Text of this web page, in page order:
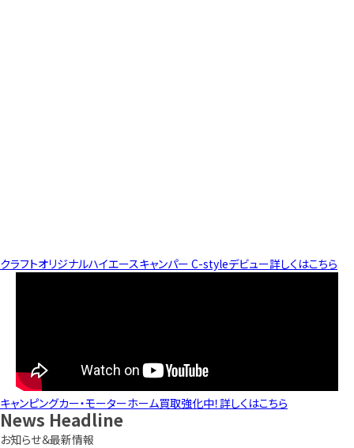
クラフトオリジナルハイエースキャンパー C-styleデビュー詳しくはこちら
キャンピングカー・モーターホーム買取強化中！詳しくはこちら
News Headline
お知らせ＆最新情報